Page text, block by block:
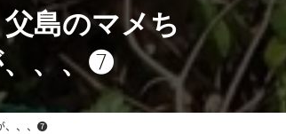
島のマメち
、、➐
、、、➐